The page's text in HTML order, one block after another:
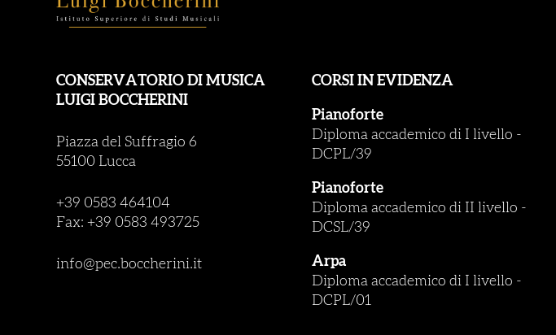
CONSERVATORIO DI MUSICA
LUIGI BOCCHERINI
Piazza del Suffragio 6
55100 Lucca
+39 0583 464104
Fax: +39 0583 493725
info@pec.boccherini.it
CORSI IN EVIDENZA
Pianoforte
Diploma accademico di I livello -
DCPL/39
Pianoforte
Diploma accademico di II livello -
DCSL/39
Arpa
Diploma accademico di I livello -
DCPL/01